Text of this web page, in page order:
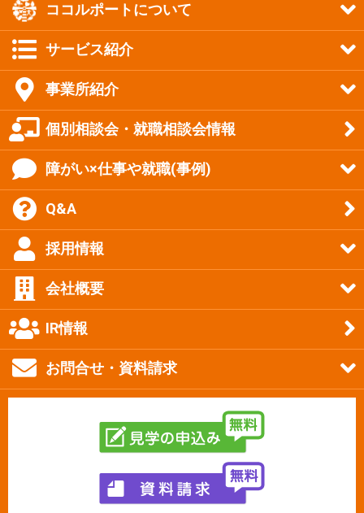
ココルポートについて
サービス紹介
事業所紹介
個別相談会・就職相談会情報
障がい×仕事や就職(事例)
Q&A
採用情報
会社概要
IR情報
お問合せ・資料請求